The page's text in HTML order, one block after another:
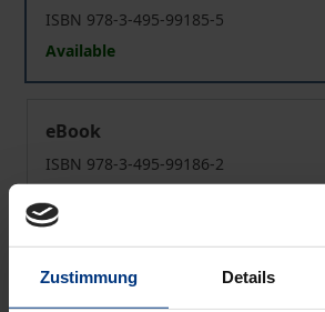
Zustimmung Details
ISBN 978-3-495-99185-5
Available
eBook
ISBN 978-3-495-99186-2
Prices include VAT. Depending on the
may vary at checkout.